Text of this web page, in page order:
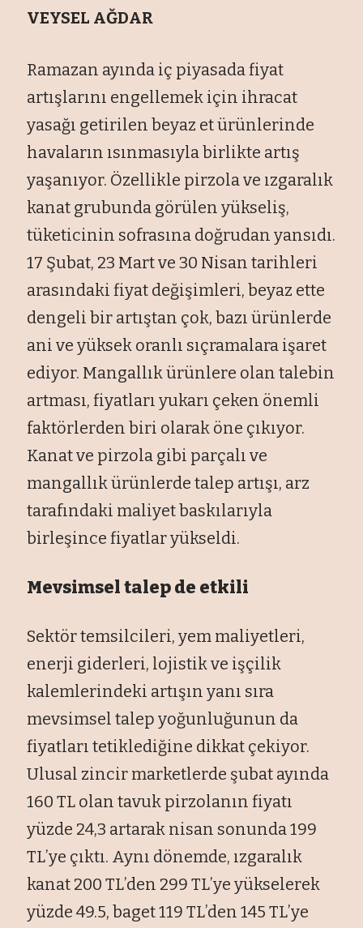
VEYSEL AĞDAR
Ramazan ayında iç piyasada fiyat
artışlarını engellemek için ihracat
yasağı getirilen beyaz et ürünlerinde
havaların ısınmasıyla birlikte artış
yaşanıyor. Özellikle pirzola ve ızgaralık
kanat grubunda görülen yükseliş,
tüketicinin sofrasına doğrudan yansıdı.
17 Şubat, 23 Mart ve 30 Nisan tarihleri
arasındaki fiyat değişimleri, beyaz ette
dengeli bir artıştan çok, bazı ürünlerde
ani ve yüksek oranlı sıçramalara işaret
ediyor. Mangallık ürünlere olan talebin
artması, fiyatları yukarı çeken önemli
faktörlerden biri olarak öne çıkıyor.
Kanat ve pirzola gibi parçalı ve
mangallık ürünlerde talep artışı, arz
tarafındaki maliyet baskılarıyla
birleşince fiyatlar yükseldi.
Mevsimsel talep de etkili
Sektör temsilcileri, yem maliyetleri,
enerji giderleri, lojistik ve işçilik
kalemlerindeki artışın yanı sıra
mevsimsel talep yoğunluğunun da
fiyatları tetiklediğine dikkat çekiyor.
Ulusal zincir marketlerde şubat ayında
160 TL olan tavuk pirzolanın fiyatı
yüzde 24,3 artarak nisan sonunda 199
TL’ye çıktı. Aynı dönemde, ızgaralık
kanat 200 TL’den 299 TL’ye yükselerek
yüzde 49.5, baget 119 TL’den 145 TL’ye